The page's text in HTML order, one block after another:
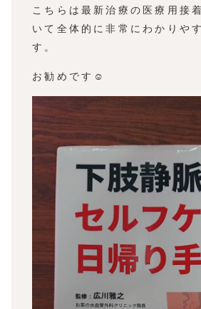
こちらは最新治療の医療用接
いて全体的に非常にわかりや
す。
お勧めです☺